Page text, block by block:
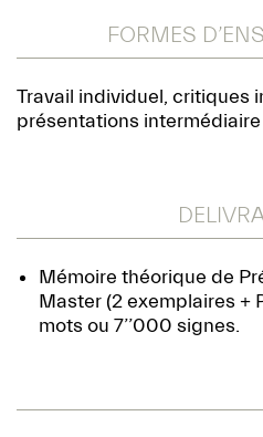
FORMES
Travail individuel, critiques
présentations
Mémoire théorique de
Master (2 exemplaires +
mots ou 7’’000 signes.